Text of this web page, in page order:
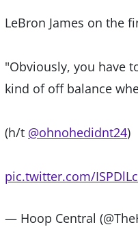
LeBron James on the
"Obviously, you have
kind of off balance
(h/t @ohnohedidnt24)
pic.twitter.com/
— Hoop Central